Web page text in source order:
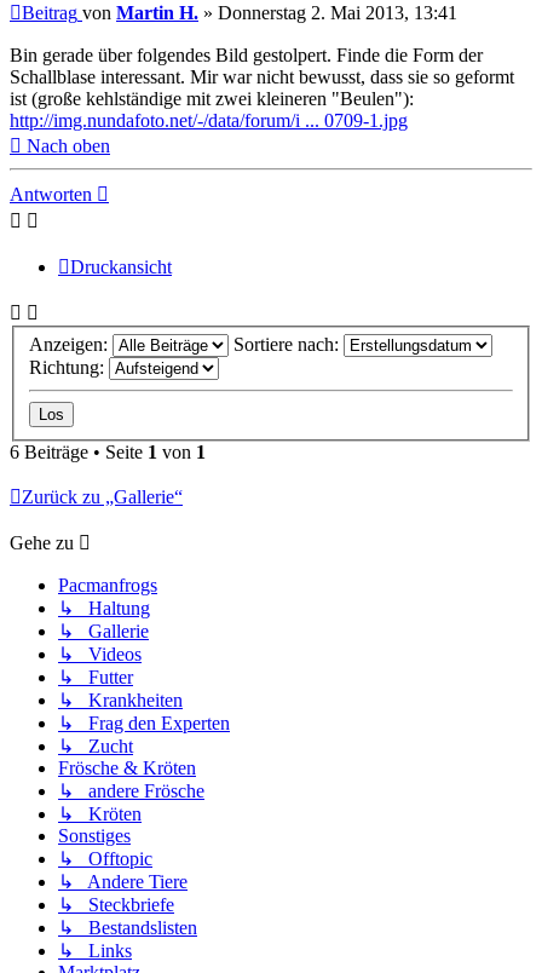
Beitrag von Martin H. » Donnerstag 2. Mai 2013, 13:41
Bin gerade über folgendes Bild gestolpert. Finde die Form der
Schallblase interessant. Mir war nicht bewusst, dass sie so geformt
ist (große kehlständige mit zwei kleineren "Beulen"):
http://img.nundafoto.net/-/data/forum/i ... 0709-1.jpg
Nach oben
Antworten
Druckansicht
Anzeigen:
Sortiere nach:
Richtung:
6 Beiträge • Seite 1 von 1
Zurück zu „Gallerie“
Gehe zu
Pacmanfrogs
↳ Haltung
↳ Gallerie
↳ Videos
↳ Futter
↳ Krankheiten
↳ Frag den Experten
↳ Zucht
Frösche & Kröten
↳ andere Frösche
↳ Kröten
Sonstiges
↳ Offtopic
↳ Andere Tiere
↳ Steckbriefe
↳ Bestandslisten
↳ Links